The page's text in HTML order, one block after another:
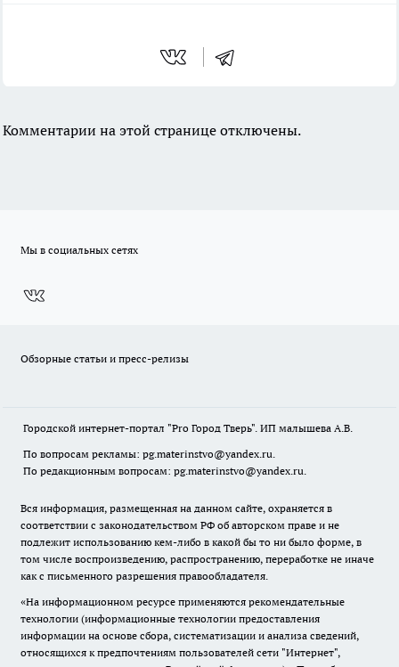
Комментарии на этой странице отключены.
Мы в социальных сетях
Обзорные статьи и пресс-релизы
Городской интернет-портал "Pro Город Тверь". ИП малышева А.В.
По вопросам рекламы: pg.materinstvo@yandex.ru.
По редакционным вопросам: pg.materinstvo@yandex.ru.
Вся информация, размещенная на данном сайте, охраняется в
соответствии с законодательством РФ об авторском праве и не
подлежит использованию кем-либо в какой бы то ни было форме, в
том числе воспроизведению, распространению, переработке не иначе
как с письменного разрешения правообладателя.
«На информационном ресурсе применяются рекомендательные
технологии (информационные технологии предоставления
информации на основе сбора, систематизации и анализа сведений,
относящихся к предпочтениям пользователей сети "Интернет",